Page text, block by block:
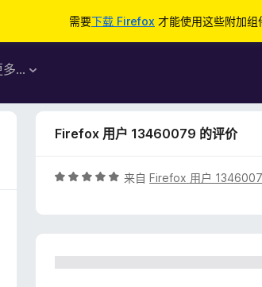
需要下载 Firefox 才能使用这些附加组
多…
Firefox 用户 13460079 的评价
评
来自Firefox 用户